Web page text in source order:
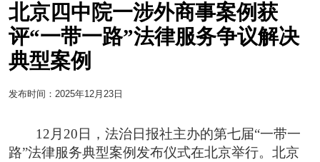
北京四中院一涉外商事案例获
评“一带一路”法律服务争议解决
典型案例
发布时间：2025年12月23日
12月20日，法治日报社主办的第七届“一带一
路”法律服务典型案例发布仪式在北京举行。北京